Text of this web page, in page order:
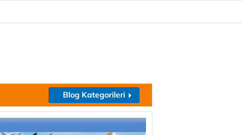
Blog Kategorileri